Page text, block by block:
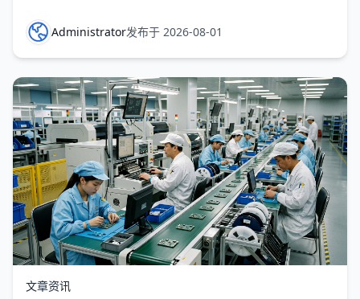
仓储系统——立体库、AGV、WMS全配齐了。结果三
个月过去，仓库不但没“智能”起来，反而更乱了：AGV
得不
Administrator发布于 2026-08-01
文章资讯